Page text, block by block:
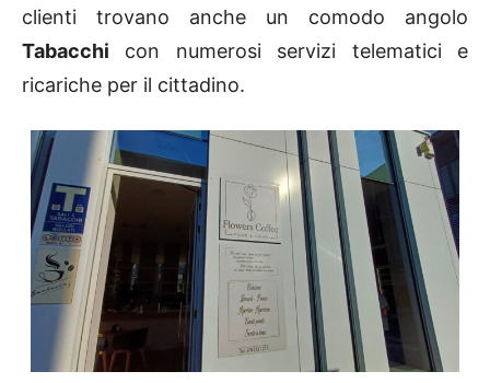
clienti trovano anche un comodo angolo
Tabacchi con numerosi servizi telematici e
ricariche per il cittadino.